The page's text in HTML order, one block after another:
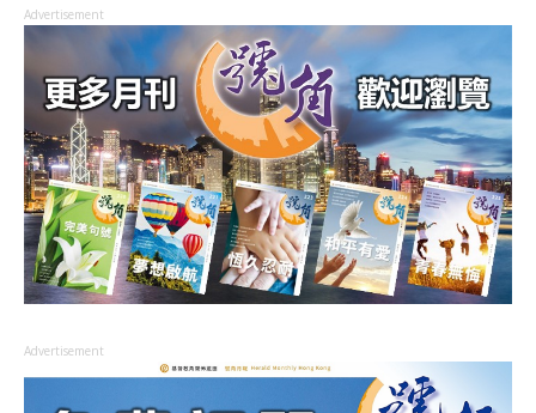
Advertisement
Advertisement